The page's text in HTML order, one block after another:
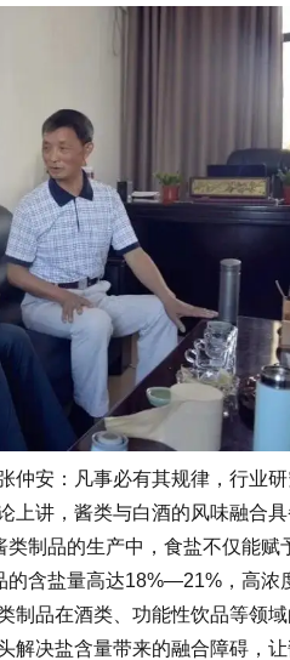
安：凡事必有其规律，行业
讲，酱类与白酒的风味融合
制品的生产中，食盐不仅能
含盐量高达18%—21%，高
品在酒类、功能性饮品等领
决盐含量带来的融合障碍，